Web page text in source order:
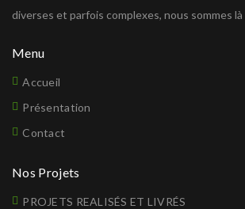
diverses et parfois complexes, nous sommes
Menu
Accueil
Présentation
Contact
Nos Projets
PROJETS REALISÉS ET LIVRÉS